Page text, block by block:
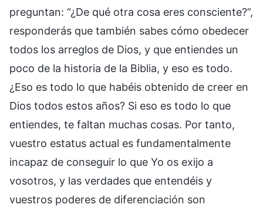
preguntan: “¿De qué otra cosa eres consciente?”,
responderás que también sabes cómo obedecer
todos los arreglos de Dios, y que entiendes un
poco de la historia de la Biblia, y eso es todo.
¿Eso es todo lo que habéis obtenido de creer en
Dios todos estos años? Si eso es todo lo que
entiendes, te faltan muchas cosas. Por tanto,
vuestro estatus actual es fundamentalmente
incapaz de conseguir lo que Yo os exijo a
vosotros, y las verdades que entendéis y
vuestros poderes de diferenciación son